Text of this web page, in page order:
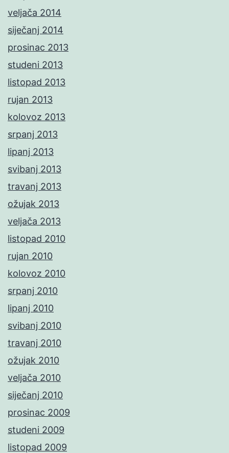
veljača 2014
siječanj 2014
prosinac 2013
studeni 2013
listopad 2013
rujan 2013
kolovoz 2013
srpanj 2013
lipanj 2013
svibanj 2013
travanj 2013
ožujak 2013
veljača 2013
listopad 2010
rujan 2010
kolovoz 2010
srpanj 2010
lipanj 2010
svibanj 2010
travanj 2010
ožujak 2010
veljača 2010
siječanj 2010
prosinac 2009
studeni 2009
listopad 2009